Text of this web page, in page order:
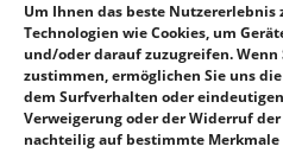
Um Ihnen das beste
Technologien wie Cookies, um
und/oder darauf zuzugreifen. Wenn
zustimmen, ermöglichen Sie uns
dem Surfverhalten oder
Verweigerung oder der Widerruf
nachteilig auf bestimmte